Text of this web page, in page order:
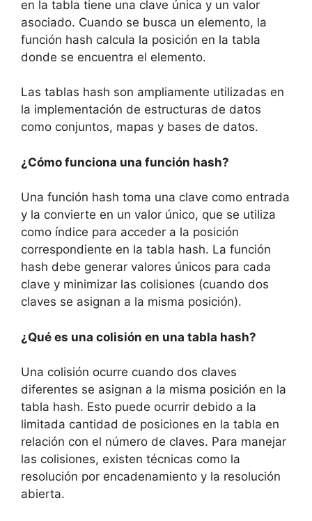
en la tabla tiene una clave única y un valor
asociado. Cuando se busca un elemento, la
función hash calcula la posición en la tabla
donde se encuentra el elemento.
Las tablas hash son ampliamente utilizadas en
la implementación de estructuras de datos
como conjuntos, mapas y bases de datos.
¿Cómo funciona una función hash?
Una función hash toma una clave como entrada
y la convierte en un valor único, que se utiliza
como índice para acceder a la posición
correspondiente en la tabla hash. La función
hash debe generar valores únicos para cada
clave y minimizar las colisiones (cuando dos
claves se asignan a la misma posición).
¿Qué es una colisión en una tabla hash?
Una colisión ocurre cuando dos claves
diferentes se asignan a la misma posición en la
tabla hash. Esto puede ocurrir debido a la
limitada cantidad de posiciones en la tabla en
relación con el número de claves. Para manejar
las colisiones, existen técnicas como la
resolución por encadenamiento y la resolución
abierta.